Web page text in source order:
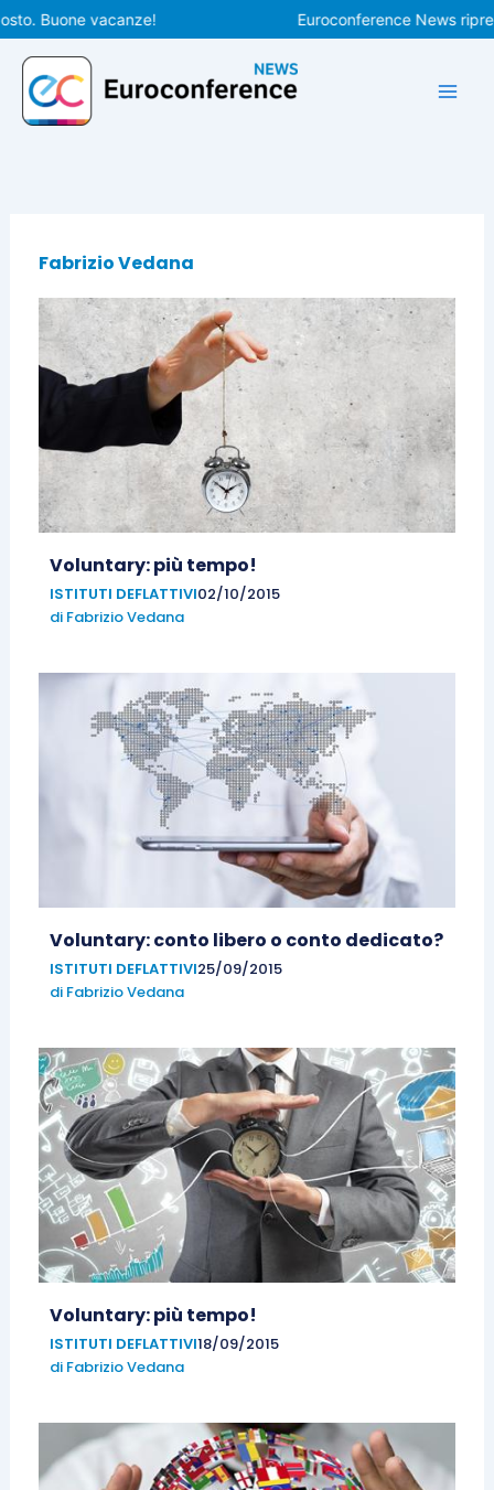
Vai
al
contenuto
vacanze! Euroconference News
Fabrizio Vedana
Voluntary: più tempo!
ISTITUTI DEFLATTIVI02/10/2015
di Fabrizio Vedana
Voluntary: conto libero o conto dedicato?
ISTITUTI DEFLATTIVI25/09/2015
di Fabrizio Vedana
Voluntary: più tempo!
ISTITUTI DEFLATTIVI18/09/2015
di Fabrizio Vedana
PaginaPagina